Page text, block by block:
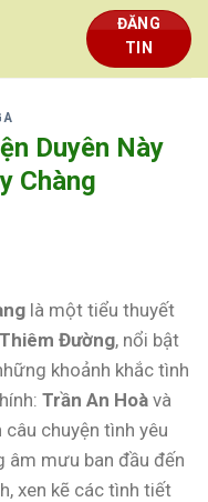
ĐĂNG
TIN
Duyên Này
Chàng
là một tiểu thuyết
Đường, nổi bật
khoảnh khắc tình
Trần An Hoà và
câu chuyện tình yêu
âm mưu ban đầu đến
xen kẽ các tình tiết